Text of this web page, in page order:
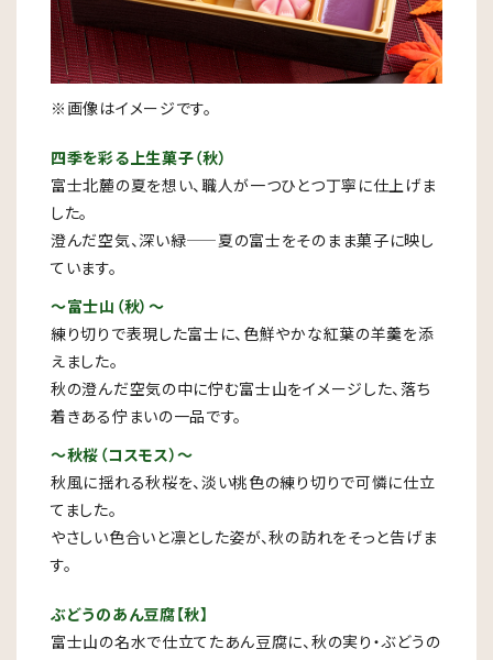
※画像はイメージです。
四季を彩る上生菓子（秋）
富士北麓の夏を想い、職人が一つひとつ丁寧に仕上げま
した。
澄んだ空気、深い緑——夏の富士をそのまま菓子に映し
ています。
～富士山（秋）～
練り切りで表現した富士に、色鮮やかな紅葉の羊羹を添
えました。
秋の澄んだ空気の中に佇む富士山をイメージした、落ち
着きある佇まいの一品です。
～秋桜（コスモス）～
秋風に揺れる秋桜を、淡い桃色の練り切りで可憐に仕立
てました。
やさしい色合いと凛とした姿が、秋の訪れをそっと告げま
す。
ぶどうのあん豆腐【秋】
富士山の名水で仕立てたあん豆腐に、秋の実り・ぶどうの